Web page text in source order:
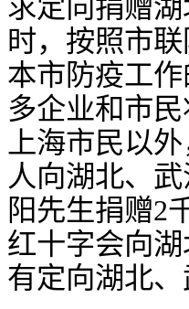
求定向捐赠
时，按照市
本市防疫工
多企业和市
上海市民以
人向湖北、武
阳先生捐赠2
红十字会向
有定向湖北